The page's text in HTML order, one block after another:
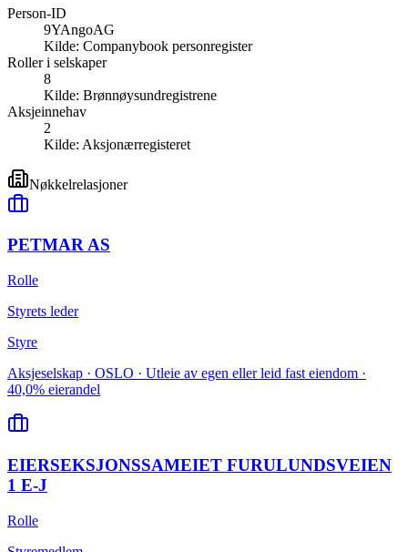
Person-ID
9YAngoAG
Kilde: Companybook personregister
Roller i selskaper
8
Kilde: Brønnøysundregistrene
Aksjeinnehav
2
Kilde: Aksjonærregisteret
Nøkkelrelasjoner
PETMAR AS
Rolle
Styrets leder
Styre
Aksjeselskap · OSLO · Utleie av egen eller leid fast eiendom ·
40,0% eierandel
EIERSEKSJONSSAMEIET FURULUNDSVEIEN
1 E-J
Rolle